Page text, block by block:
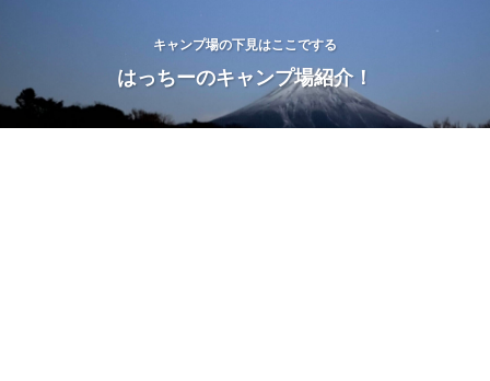
キャンプ場の下見はここでする
はっちーのキャンプ場紹介！